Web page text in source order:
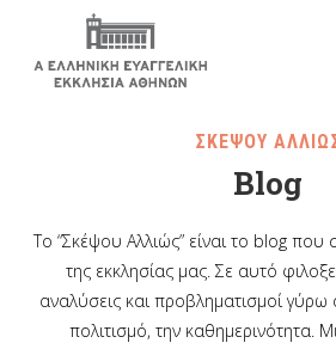
ΣΚΕΨΟΥ
Blog
Το “Σκέψου Αλλιώς” είναι το blog που
της εκκλησίας μας. Σε αυτό
αναλύσεις και προβληματισμοί γύρω
πολιτισμό, την καθημερινότητα.